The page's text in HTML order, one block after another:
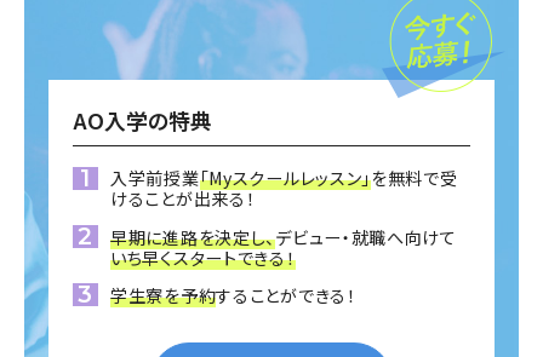
AO入学の特典
入学前授業「Myスクールレッスン」を無料で受
けることが出来る！
早期に進路を決定し、デビュー・就職へ向けて
いち早くスタートできる！
学生寮を予約することができる！